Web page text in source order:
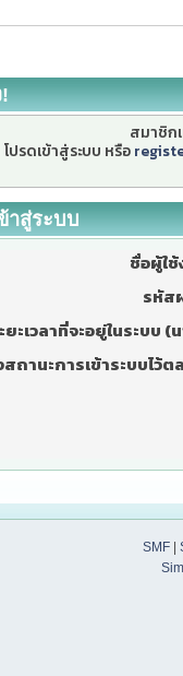
สมาชิก
โปรดเข้าสู่ระบบ หรือ
าสู่ระบบ
ชื่อผู้ใช้
รหัส
ยะเวลาที่จะอยู่ในระบบ (
สถานะการเข้าระบบไว้ต
SMF|